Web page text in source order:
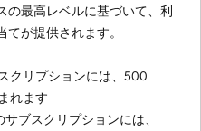
の最高レベルに基づいて、利
が提供されます。
クリプションには、500
れます
ブスクリプションには、